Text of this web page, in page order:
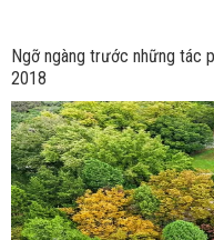
Ngỡ ngàng trước những tác
2018